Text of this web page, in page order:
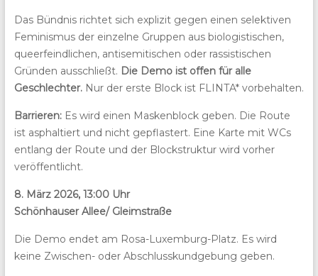
Das Bündnis richtet sich explizit gegen einen selektiven
Feminismus der einzelne Gruppen aus biologistischen,
queerfeindlichen, antisemitischen oder rassistischen
Gründen ausschließt. Die Demo ist offen für alle
Geschlechter.Nur der erste Block ist FLINTA* vorbehalten.
Barrieren:Es wird einen Maskenblock geben. Die Route
ist asphaltiert und nicht gepflastert. Eine Karte mit WCs
entlang der Route und der Blockstruktur wird vorher
veröffentlicht.
8. März 2026, 13:00 Uhr
Schönhauser Allee/ Gleimstraße
Die Demo endet am Rosa-Luxemburg-Platz. Es wird
keine Zwischen- oder Abschlusskundgebung geben.